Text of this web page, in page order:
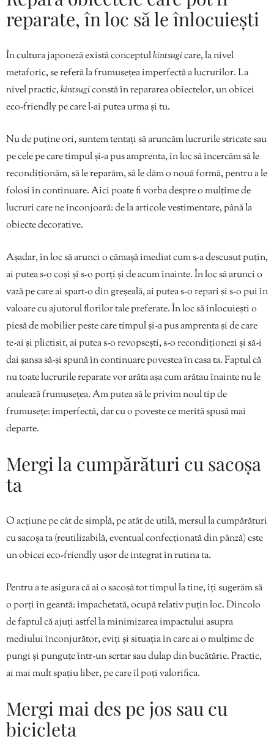
reparate, în loc să le înlocuiești
În cultura japoneză există conceptulkintsugicare, la nivel
metaforic, se referă la frumusețea imperfectă a lucrurilor. La
nivel practic,kintsugiconstă în repararea obiectelor, un obicei
eco-friendly pe care l-ai putea urma și tu.
Nu de puține ori, suntem tentați să aruncăm lucrurile stricate sau
pe cele pe care timpul și-a pus amprenta, în loc să încercăm să le
recondiționăm, să le reparăm, să le dăm o nouă formă, pentru a le
folosi în continuare. Aici poate fi vorba despre o mulțime de
lucruri care ne înconjoară: de la articole vestimentare, până la
obiecte decorative.
Așadar, în loc să arunci o cămașă imediat cum s-a descusut puțin,
ai putea s-o coși și s-o porți și de acum înainte. În loc să arunci o
vază pe care ai spart-o din greșeală, ai putea s-o repari și s-o pui în
valoare cu ajutorul florilor tale preferate. În loc să înlocuiești o
piesă de mobilier peste care timpul și-a pus amprenta și de care
te-ai și plictisit, ai putea s-o revopsești, s-o recondiționezi și să-i
dai șansa să-și spună în continuare povestea în casa ta. Faptul că
nu toate lucrurile reparate vor arăta așa cum arătau înainte nu le
anulează frumusețea. Am putea să le privim noul tip de
frumusețe: imperfectă, dar cu o poveste ce merită spusă mai
departe.
Mergi la cumpărături cu sacoșa
ta
O acțiune pe cât de simplă, pe atât de utilă, mersul la cumpărături
cu sacoșa ta (reutilizabilă, eventual confecționată din pânză) este
un obicei eco-friendly ușor de integrat în rutina ta.
Pentru a te asigura că ai o sacoșă tot timpul la tine, îți sugerăm să
o porți în geantă: împachetată, ocupă relativ puțin loc. Dincolo
de faptul că ajuți astfel la minimizarea impactului asupra
mediului înconjurător, eviți și situația în care ai o mulțime de
pungi și punguțe într-un sertar sau dulap din bucătărie. Practic,
ai mai mult spațiu liber, pe care îl poți valorifica.
Mergi mai des pe jos sau cu
bicicleta